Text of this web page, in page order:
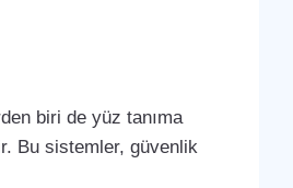
biri de yüz tanıma
Bu sistemler, güvenlik